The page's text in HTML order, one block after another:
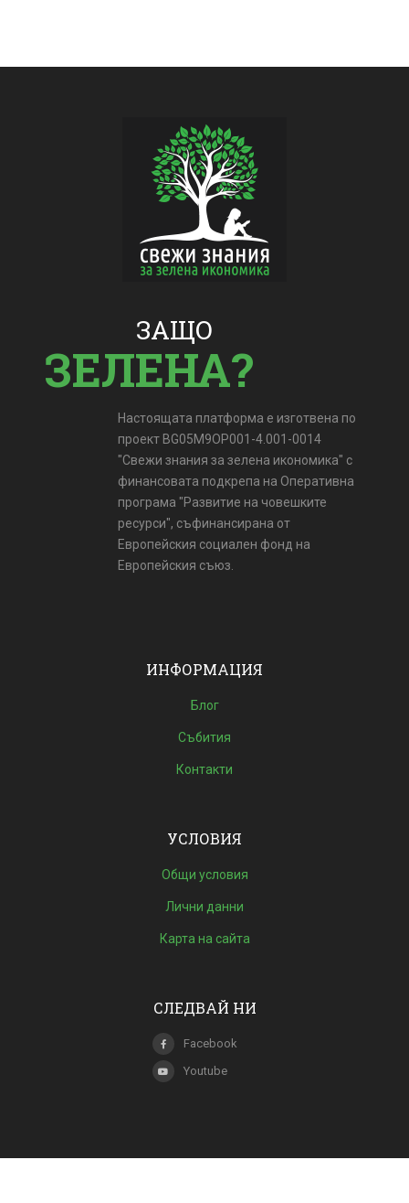
ЗАЩО
ЗЕЛЕНА?
Настоящата платформа е изготвена по
проект BG05M9OP001-4.001-0014
"Свежи знания за зелена икономика" с
финансовата подкрепа на Оперативна
програма "Развитие на човешките
ресурси", съфинансирана от
Европейския социален фонд на
Европейския съюз.
ИНФОРМАЦИЯ
Блог
Събития
Контакти
УСЛОВИЯ
Общи условия
Лични данни
Карта на сайта
СЛЕДВАЙ НИ
Facebook
Youtube